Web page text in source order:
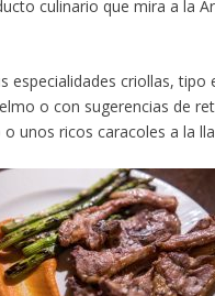
culinario que mira a la
especialidades criollas,
o con sugerencias de
unos ricos caracoles a la